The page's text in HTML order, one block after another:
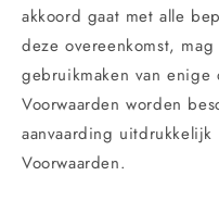
akkoord gaat met alle
deze overeenkomst,
gebruikmaken van
Voorwaarden worden
aanvaarding
Voorwaarden.